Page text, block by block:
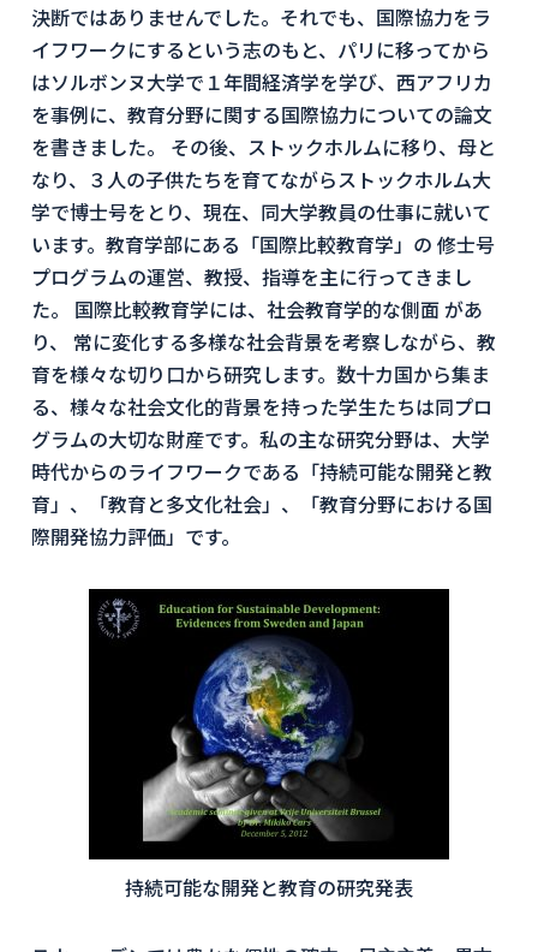
決断ではありませんでした。それでも、国際協力をラ
イフワークにするという志のもと、パリに移ってから
はソルボンヌ大学で１年間経済学を学び、西アフリカ
を事例に、教育分野に関する国際協力についての論文
を書きました。 その後、ストックホルムに移り、母と
なり、３人の子供たちを育てながらストックホルム大
学で博士号をとり、現在、同大学教員の仕事に就いて
います。教育学部にある「国際比較教育学」の 修士号
プログラムの運営、教授、指導を主に行ってきまし
た。 国際比較教育学には、社会教育学的な側面 があ
り、 常に変化する多様な社会背景を考察しながら、教
育を様々な切り口から研究します。数十カ国から集ま
る、様々な社会文化的背景を持った学生たちは同プロ
グラムの大切な財産です。私の主な研究分野は、大学
時代からのライフワークである「持続可能な開発と教
育」、「教育と多文化社会」、「教育分野における国
際開発協力評価」です。
持続可能な開発と教育の研究発表